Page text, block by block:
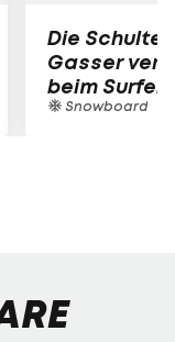
Die
Gasser
beim Surfen
Snowboard